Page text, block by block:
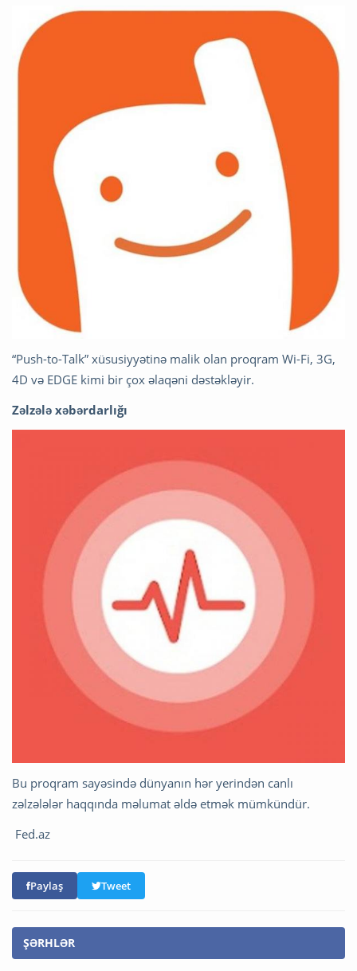
“Push-to-Talk” xüsusiyyətinə malik olan proqram Wi-Fi, 3G,
4D və EDGE kimi bir çox əlaqəni dəstəkləyir.
Zəlzələ xəbərdarlığı
Bu proqram sayəsində dünyanın hər yerindən canlı
zəlzələlər haqqında məlumat əldə etmək mümkündür.
Fed.az
Paylaş Tweet
ŞƏRHLƏR